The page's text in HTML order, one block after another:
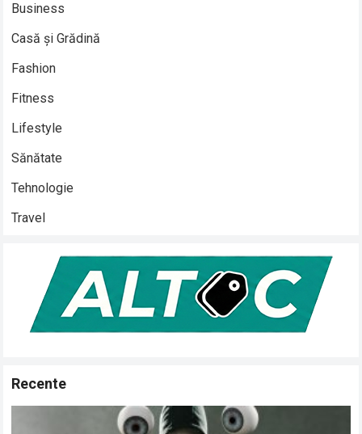
Business
Casă și Grădină
Fashion
Fitness
Lifestyle
Sănătate
Tehnologie
Travel
Recente